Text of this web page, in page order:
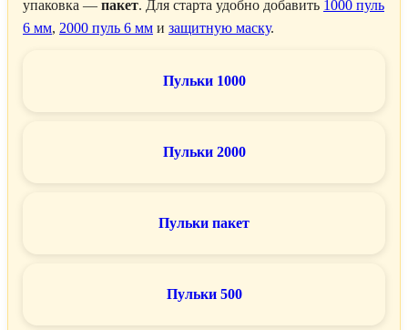
упаковка — пакет. Для старта удобно добавить 1000 пуль
6 мм, 2000 пуль 6 мм и защитную маску.
Пульки 1000
Пульки 2000
Пульки пакет
Пульки 500